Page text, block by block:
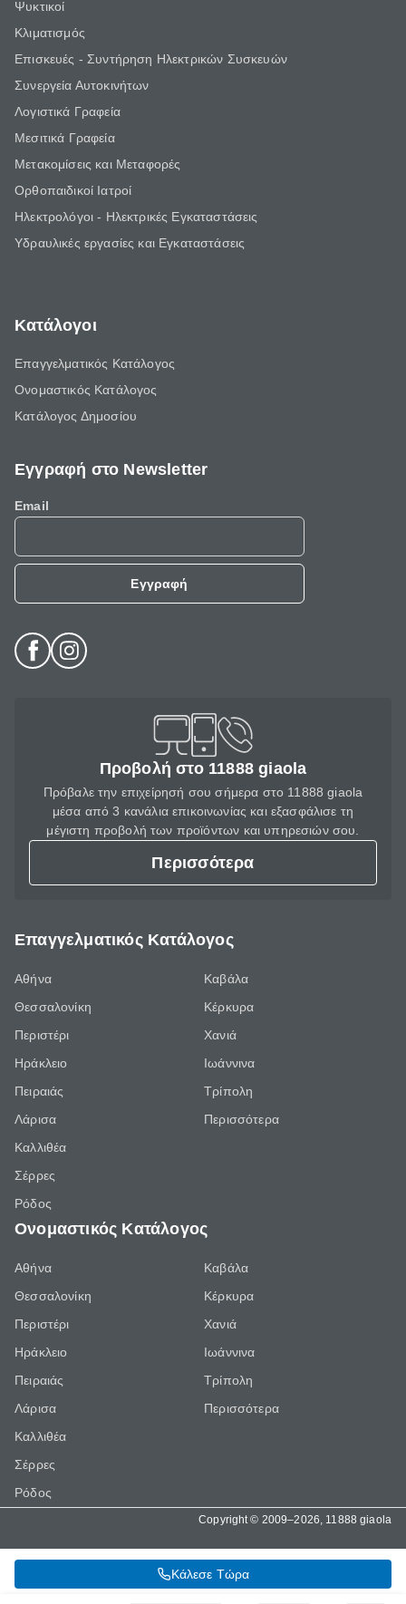
Κάλεσε Τώρα
Ψυκτικοί
Κλιματισμός
Επισκευές - Συντήρηση Ηλεκτρικών Συσκευών
Συνεργεία Αυτοκινήτων
Λογιστικά Γραφεία
Μεσιτικά Γραφεία
Μετακομίσεις και Μεταφορές
Ορθοπαιδικοί Ιατροί
Ηλεκτρολόγοι - Ηλεκτρικές Εγκαταστάσεις
Υδραυλικές εργασίες και Εγκαταστάσεις
Κατάλογοι
Επαγγελματικός Κατάλογος
Ονομαστικός Κατάλογος
Κατάλογος Δημοσίου
Εγγραφή στο Newsletter
Email
Εγγραφή
Προβολή στο 11888 giaola
Πρόβαλε την επιχείρησή σου σήμερα στο 11888 giaola
μέσα από 3 κανάλια επικοινωνίας και εξασφάλισε τη
μέγιστη προβολή των προϊόντων και υπηρεσιών σου.
Περισσότερα
Επαγγελματικός Κατάλογος
Αθήνα
Θεσσαλονίκη
Περιστέρι
Ηράκλειο
Πειραιάς
Λάρισα
Καλλιθέα
Σέρρες
Ρόδος
Καβάλα
Κέρκυρα
Χανιά
Ιωάννινα
Τρίπολη
Περισσότερα
Ονομαστικός Κατάλογος
Αθήνα
Θεσσαλονίκη
Περιστέρι
Ηράκλειο
Πειραιάς
Λάρισα
Καλλιθέα
Σέρρες
Ρόδος
Καβάλα
Κέρκυρα
Χανιά
Ιωάννινα
Τρίπολη
Περισσότερα
Copyright © 2009–2026, 11888 giaola